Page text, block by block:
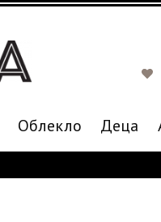
Oблекло Деца